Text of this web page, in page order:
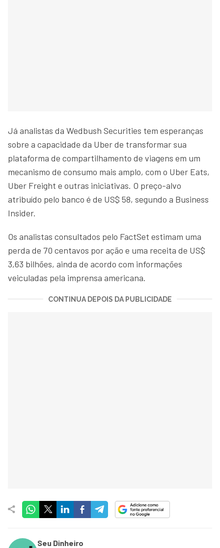
Já analistas da Wedbush Securities tem esperanças
sobre a capacidade da Uber de transformar sua
plataforma de compartilhamento de viagens em um
mecanismo de consumo mais amplo, com o Uber Eats,
Uber Freight e outras iniciativas. O preço-alvo
atribuído pelo banco é de US$ 58, segundo a Business
Insider.
Os analistas consultados pelo FactSet estimam uma
perda de 70 centavos por ação e uma receita de US$
3,63 bilhões, ainda de acordo com informações
veiculadas pela imprensa americana.
CONTINUA DEPOIS DA PUBLICIDADE
Seu Dinheiro